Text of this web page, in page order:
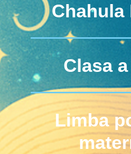
Chahula
Clasa
Limba